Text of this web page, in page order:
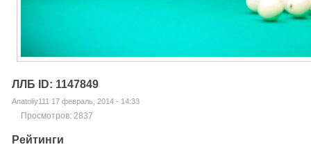
ЛЛБ ID: 1147849
Anatoliy111 17 февраль, 2014 - 14:33
Просмотров: 2837
Рейтинги